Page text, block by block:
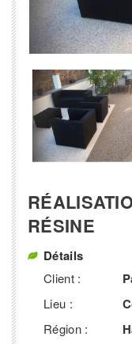
RÉSINE
Détails
Client :
Lieu :
Région :